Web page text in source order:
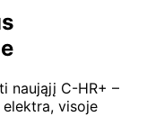
naująjį C-HR+ –
visoje